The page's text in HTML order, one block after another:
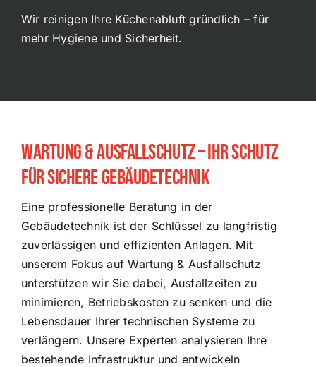
Wir reinigen Ihre Küchenabluft gründlich – für
mehr Hygiene und Sicherheit.
Wartung & Ausfallschutz – Ihr Schutz
für sichere Gebäudetechnik
Eine professionelle Beratung in der
Gebäudetechnik ist der Schlüssel zu langfristig
zuverlässigen und effizienten Anlagen. Mit
unserem Fokus auf Wartung & Ausfallschutz
unterstützen wir Sie dabei, Ausfallzeiten zu
minimieren, Betriebskosten zu senken und die
Lebensdauer Ihrer technischen Systeme zu
verlängern. Unsere Experten analysieren Ihre
bestehende Infrastruktur und entwickeln